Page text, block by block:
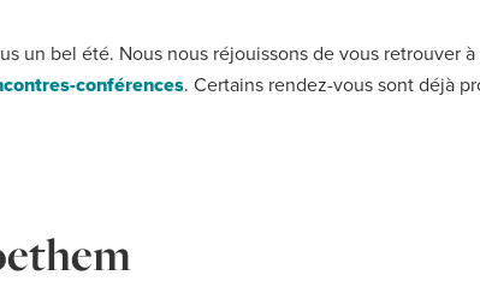
un bel été. Nous nous réjouissons de vous
conférences. Certains rendez-vous sont déjà